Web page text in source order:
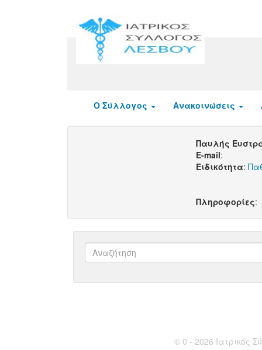
Ο Σύλλογος Ανακοινώσεις
Παυλής
E-mail:
Ειδικότητα:
Πληροφορίες:
© 0 - 2026 Ιατρικός